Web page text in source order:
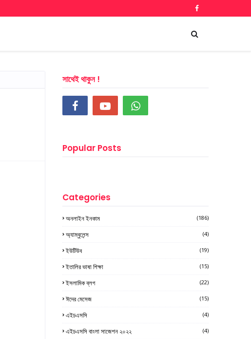
সাথেই থাকুন !
Popular Posts
Categories
অনলাইন ইনকাম (186)
অ্যাম্বুলেন্স (4)
ইউটিউব (19)
ইতালির ভাষা শিক্ষা (15)
ইসলামিক ব্লগ (22)
ঈদের মেসেজ (15)
এইচএসসি (4)
এইচএসসি বাংলা সাজেশন ২০২২ (4)